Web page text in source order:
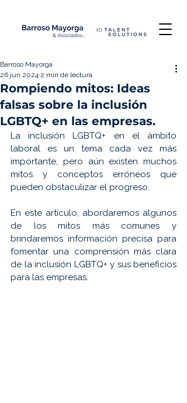
Rompiendo mitos: Ideas
falsas sobre la inclusión
LGBTQ+ en las empresas.
Barroso Mayorga
26 jun 2024 2 min de lectura
La inclusión LGBTQ+ en el ámbito
laboral es un tema cada vez más
importante, pero aún existen muchos
mitos y conceptos erróneos que
pueden obstaculizar el progreso.
En este artículo, abordaremos algunos
de los mitos más comunes y
brindaremos información precisa para
fomentar una comprensión más clara
de la inclusión LGBTQ+ y sus beneficios
para las empresas.